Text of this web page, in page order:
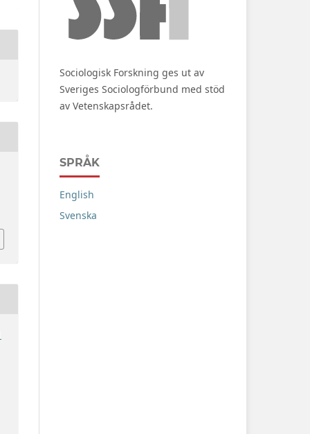
Sociologisk Forskning ges ut av
Sveriges Sociologförbund med stöd
av Vetenskapsrådet.
SPRÅK
English
Svenska